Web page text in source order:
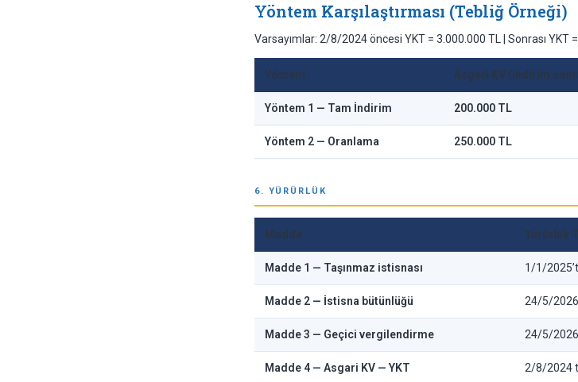
Yöntem Karşılaştırması (Tebliğ Örneği)
Varsayımlar: 2/8/2024 öncesi YKT = 3.000.000 TL | Sonrası
Yöntem Asgari KV (indirim
Yöntem 1 — Tam İndirim 200.000 TL
Yöntem 2 — Oranlama 250.000 TL
6. YÜRÜRLÜK
Madde Yürürlük
Madde 1 — Taşınmaz istisnası 1/1/
Madde 2 — İstisna bütünlüğü 24/5/2026
Madde 3 — Geçici vergilendirme 24/5/2026
Madde 4 — Asgari KV — YKT 2/8/2024